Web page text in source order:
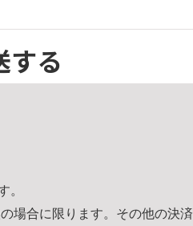
する
。
場合に限ります。その他の決済